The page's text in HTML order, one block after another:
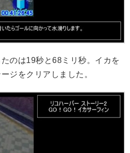
は19秒と68ミリ秒。イカを
ジをクリアしました。